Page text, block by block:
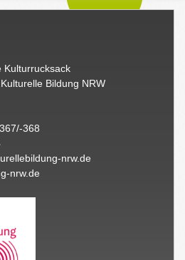
Kulturrucksack
Bildung NRW
368
nrw.de
nrw.de